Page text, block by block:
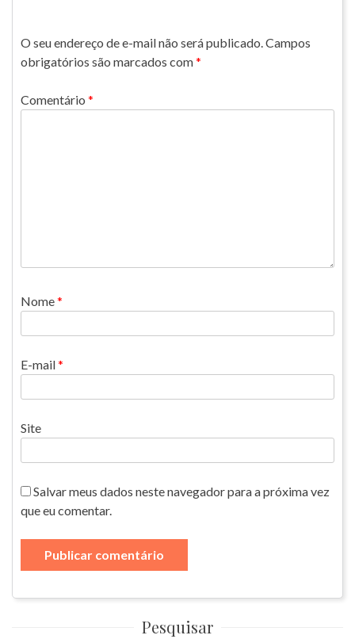
O seu endereço de e-mail não será publicado.Campos
obrigatórios são marcados com*
Comentário *
Nome*
E-mail*
Site
Salvar meus dados neste navegador para a próxima vez
que eu comentar.
Pesquisar